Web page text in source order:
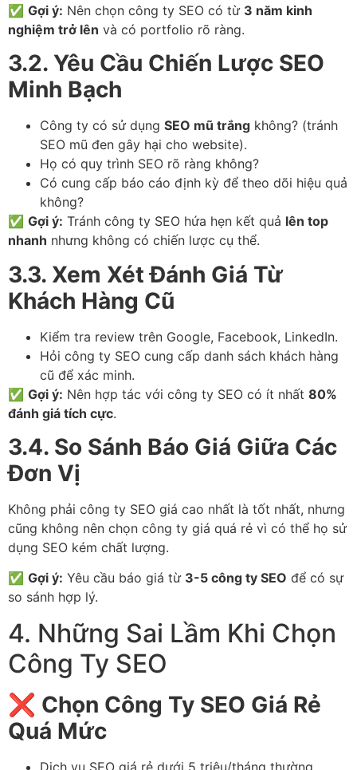
✅ Gợi ý: Nên chọn công ty SEO có từ 3 năm kinh
nghiệm trở lên và có portfolio rõ ràng.
3.2. Yêu Cầu Chiến Lược SEO
Minh Bạch
Công ty có sử dụng SEO mũ trắng không? (tránh
SEO mũ đen gây hại cho website).
Họ có quy trình SEO rõ ràng không?
Có cung cấp báo cáo định kỳ để theo dõi hiệu quả
không?
✅ Gợi ý: Tránh công ty SEO hứa hẹn kết quả lên top
nhanh nhưng không có chiến lược cụ thể.
3.3. Xem Xét Đánh Giá Từ
Khách Hàng Cũ
Kiểm tra review trên Google, Facebook, LinkedIn.
Hỏi công ty SEO cung cấp danh sách khách hàng
cũ để xác minh.
✅ Gợi ý: Nên hợp tác với công ty SEO có ít nhất 80%
đánh giá tích cực.
3.4. So Sánh Báo Giá Giữa Các
Đơn Vị
Không phải công ty SEO giá cao nhất là tốt nhất, nhưng
cũng không nên chọn công ty giá quá rẻ vì có thể họ sử
dụng SEO kém chất lượng.
✅ Gợi ý: Yêu cầu báo giá từ 3-5 công ty SEO để có sự
so sánh hợp lý.
4. Những Sai Lầm Khi Chọn
Công Ty SEO
❌ Chọn Công Ty SEO Giá Rẻ
Quá Mức
Dịch vụ SEO giá rẻ dưới 5 triệu/tháng thường